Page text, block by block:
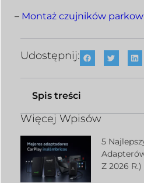
– Montaż czujników
Udostępnij:
Spis treści
Więcej Wpisów
5
Z 2026 R.)